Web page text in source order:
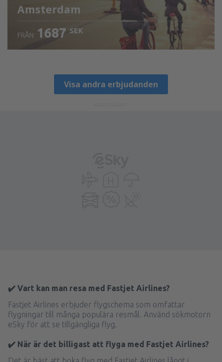
Amsterdam
FRÅN 1687 SEK
Visa andra erbjudanden
✔️ Vart kan man resa med Fastjet Airlines?
Fastjet Airlines erbjuder flygschema som omfattar
flygningar till många populära resmål. Använd sökmotorn
eSky för att se tillgängliga flyg.
✔️ När är det billigast att flyga med Fastjet Airlines?